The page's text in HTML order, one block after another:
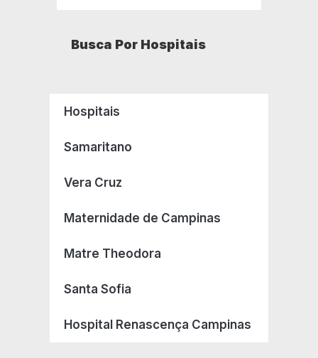
Busca Por Hospitais
Hospitais
Samaritano
Vera Cruz
Maternidade de Campinas
Matre Theodora
Santa Sofia
Hospital Renascença Campinas